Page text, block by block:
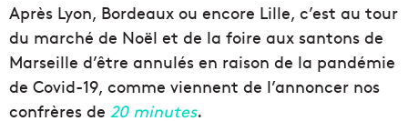
Après Lyon, Bordeaux ou encore Lille, c’est au tour
du marché de Noël et de la foire aux santons de
Marseille d’être annulés en raison de la pandémie
de Covid-19, comme viennent de l’annoncer nos
confrères de 20 minutes.